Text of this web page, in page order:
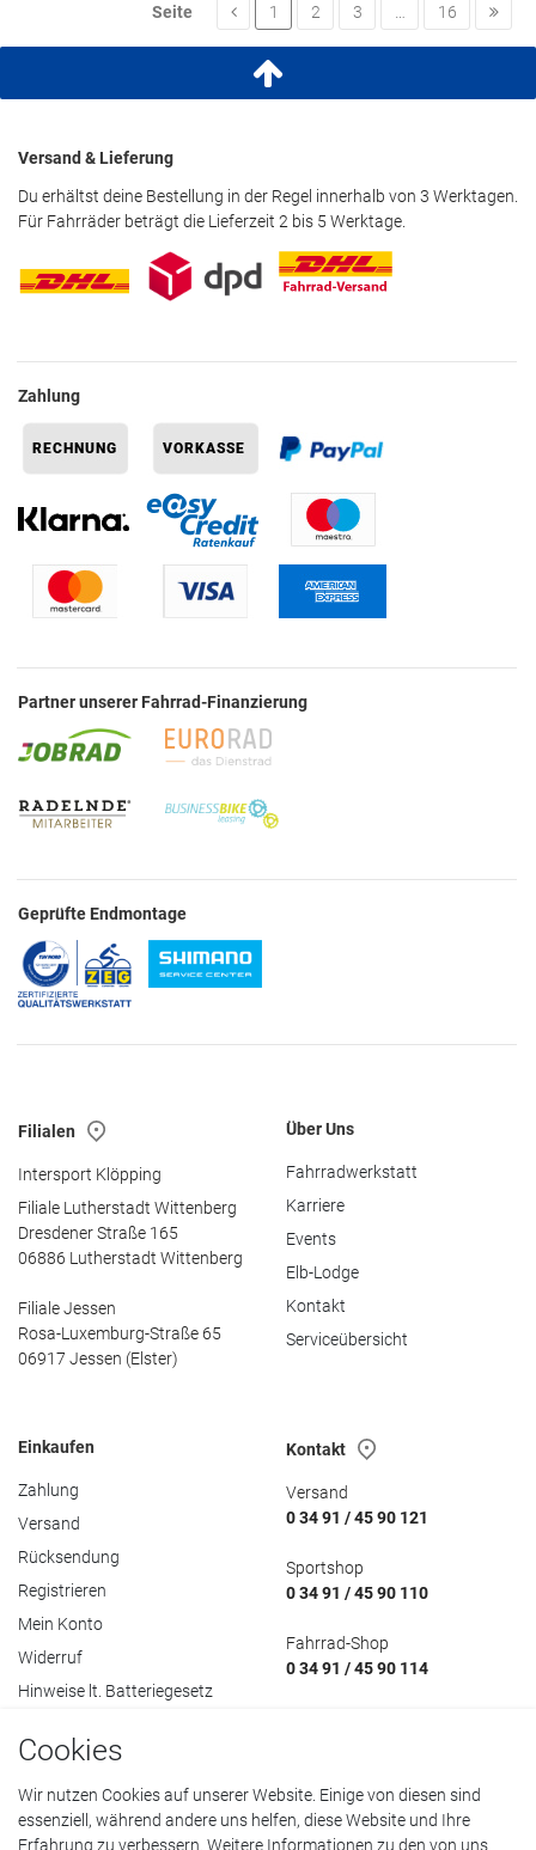
Seite 1 2 3 16
Versand & Lieferung
Du erhältst deine Bestellung in der Regel innerhalb von 3 Werktagen.
Für Fahrräder beträgt die Lieferzeit 2 bis 5 Werktage.
Zahlung
Partner unserer Fahrrad-Finanzierung
Geprüfte Endmontage
Filialen
Intersport Klöpping
Filiale Lutherstadt Wittenberg
Dresdener Straße 165
06886 Lutherstadt Wittenberg
Filiale Jessen
Rosa-Luxemburg-Straße 65
06917 Jessen (Elster)
Über Uns
Fahrradwerkstatt
Karriere
Events
Elb-Lodge
Kontakt
Serviceübersicht
Einkaufen
Zahlung
Versand
Rücksendung
Registrieren
Mein Konto
Widerruf
Hinweise lt. Batteriegesetz
Kontakt
Versand
0 34 91 / 45 90 121
Sportshop
0 34 91 / 45 90 110
Fahrrad-Shop
0 34 91 / 45 90 114
Datenschutzerklärung • AGB
Impressum
Cookies
Wir nutzen Cookies auf unserer Website. Einige von diesen sind
essenziell, während andere uns helfen, diese Website und Ihre
Erfahrung zu verbessern. Weitere Informationen zu den von uns